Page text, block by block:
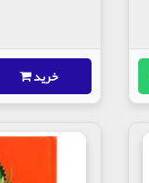
خرید